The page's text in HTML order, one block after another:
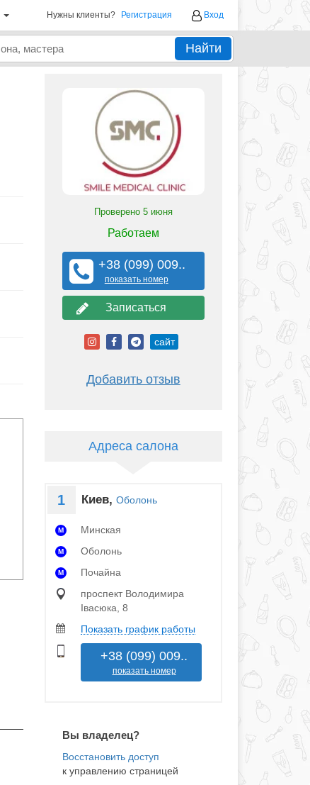
Нужны клиенты? Регистрация Вход
Найти
Проверено 5 июня
Работаем
+38 (099) 009..
показать номер
Записаться
сайт
Добавить отзыв
Адреса салона
1 Киев, Оболонь
M Минская
M Оболонь
M
Почайна
проспект Володимира
Івасюка, 8
Показать график работы
+38 (099) 009..
показать номер
Вы владелец?
к управлению страницей